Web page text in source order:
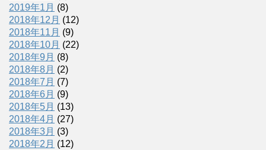
2019年1月 (8)
2018年12月 (12)
2018年11月 (9)
2018年10月 (22)
2018年9月 (8)
2018年8月 (2)
2018年7月 (7)
2018年6月 (9)
2018年5月 (13)
2018年4月 (27)
2018年3月 (3)
2018年2月 (12)